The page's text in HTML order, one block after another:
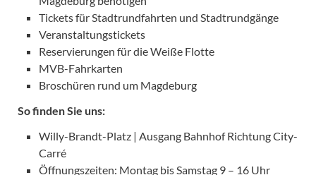
Tickets für Stadtrundfahrten und Stadtrundgänge
Veranstaltungstickets
Reservierungen für die Weiße Flotte
MVB-Fahrkarten
Broschüren rund um Magdeburg
So finden Sie uns:
Willy-Brandt-Platz | Ausgang Bahnhof Richtung City-
Carré
Öffnungszeiten: Montag bis Samstag 9 – 16 Uhr